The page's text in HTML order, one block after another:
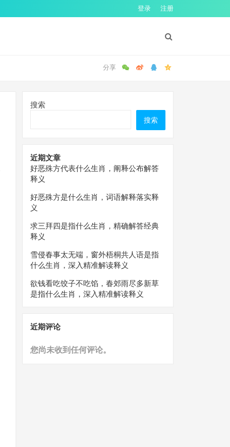
登录 注册
搜索
搜索
近期文章
好恶殊方代表什么生肖，阐释公布解答
释义
好恶殊方是什么生肖，词语解释落实释
义
求三拜四是指什么生肖，精确解答经典
释义
雪侵春事太无端，窗外梧桐共人语是指
什么生肖，深入精准解读释义
欲钱看吃饺子不吃馅，春郊雨尽多新草
是指什么生肖，深入精准解读释义
近期评论
您尚未收到任何评论。